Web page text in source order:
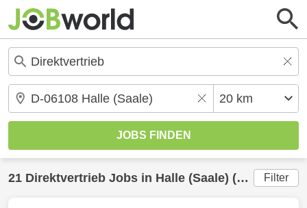
21 Direktvertrieb Jobs in Halle (Saale) (20 km) gefunden Filter